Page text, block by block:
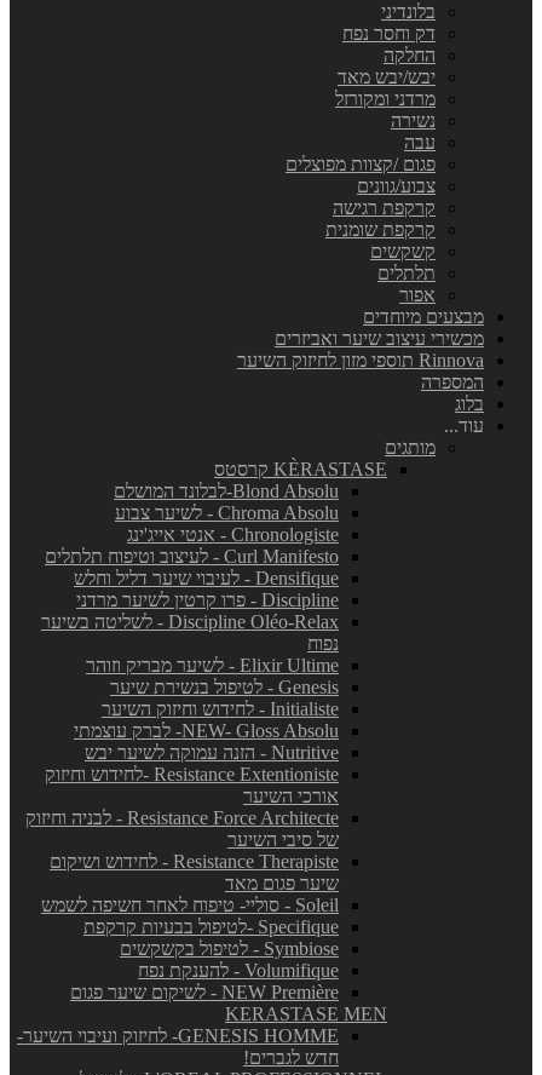
בלונדיני
דק וחסר נפח
החלקה
יבש/יבש מאד
מרדני ומקורזל
נשירה
עבה
פגום /קצוות מפוצלים
צבוע/גוונים
קרקפת רגישה
קרקפת שומנית
קשקשים
תלתלים
אפור
מבצעים מיוחדים
מכשירי עיצוב שיער ואביזרים
Rinnova תוספי מזון לחיזוק השיער
המספרה
בלוג
עוד...
מותגים
KÈRASTASE קרסטס
Blond Absolu-לבלונד המושלם
Chroma Absolu - לשיער צבוע
Chronologiste - אנטי אייג'ינג
Curl Manifesto - לעיצוב וטיפוח תלתלים
Densifique - לעיבוי שיער דליל וחלש
Discipline - פרו קרטין לשיער מרדני
Discipline Oléo-Relax - לשליטה בשיער
נפוח
Elixir Ultime - לשיער מבריק וזוהר
Genesis - לטיפול בנשירת שיער
Initialiste - לחידוש וחיזוק השיער
NEW- Gloss Absolu- לברק עוצמתי
Nutritive - הזנה עמוקה לשיער יבש
Resistance Extentioniste -לחידוש וחיזוק
אורכי השיער
Resistance Force Architecte - לבניה וחיזוק
של סיבי השיער
Resistance Therapiste - לחידוש ושיקום
שיער פגום מאד
Soleil - סוליי- טיפוח לאחר חשיפה לשמש
Specifique -לטיפול בבעיות קרקפת
Symbiose - לטיפול בקשקשים
Volumifique - להענקת נפח
NEW Première - לשיקום שיער פגום
KERASTASE MEN
GENESIS HOMME- לחיזוק ועיבוי השיער-
חדש לגברים!